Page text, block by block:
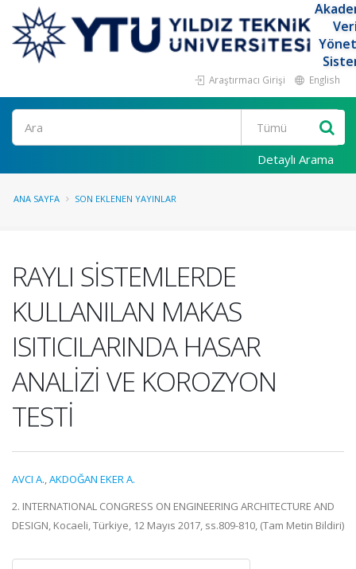
Araştırmacı Girişi English
Ara
Detaylı Arama
ANA SAYFA SON EKLENEN YAYINLAR
RAYLI SİSTEMLERDE
KULLANILAN MAKAS
ISITICILARINDA HASAR
ANALİZİ VE KOROZYON
TESTİ
AVCI A.,AKDOĞAN EKER A.
2. INTERNATIONAL CONGRESS ON ENGINEERING ARCHITECTURE AND
DESIGN, Kocaeli, Türkiye, 12 Mayıs 2017, ss.809-810, (Tam Metin Bildiri)